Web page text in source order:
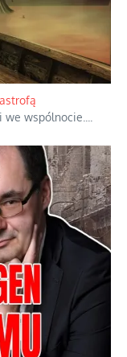
Maryi,
treść jej